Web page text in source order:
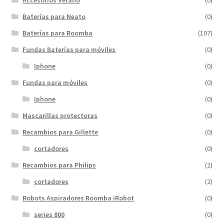
Baterías para Neato
(0)
Baterías para Roomba
(107)
Fundas Baterías para móviles
(0)
Iphone
(0)
Fundas para móviles
(0)
Iphone
(0)
Mascarillas protectoras
(0)
Recambios para Gillette
(0)
cortadores
(0)
Recambios para Philips
(2)
cortadores
(2)
Robots Aspiradores Roomba iRobot
(0)
series 800
(0)